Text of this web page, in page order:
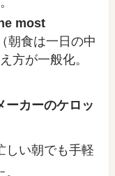
most
（朝食は一日の中
方が一般化。
ーカーのケロッ
しい朝でも手軽